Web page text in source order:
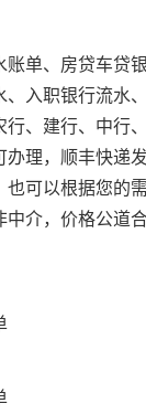
账单、房贷车贷
入职银行流水
行、建行、中行
办理，顺丰快递
也可以根据您的
介，价格公道合